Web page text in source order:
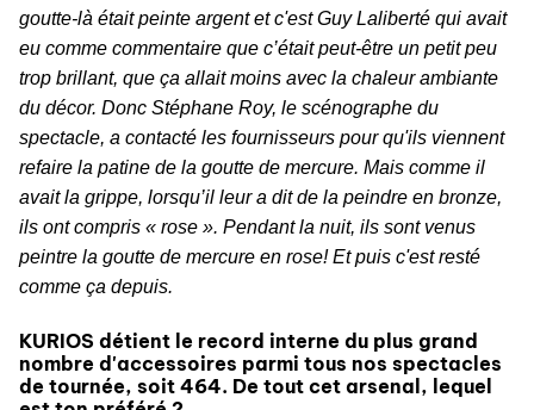
goutte-là était peinte argent et c'est Guy Laliberté qui avait
eu comme commentaire que c’était peut-être un petit peu
trop brillant, que ça allait moins avec la chaleur ambiante
du décor. Donc Stéphane Roy, le scénographe du
spectacle, a contacté les fournisseurs pour qu'ils viennent
refaire la patine de la goutte de mercure. Mais comme il
avait la grippe, lorsqu’il leur a dit de la peindre en bronze,
ils ont compris « rose ». Pendant la nuit, ils sont venus
peintre la goutte de mercure en rose! Et puis c'est resté
comme ça depuis.
KURIOS détient le record interne du plus grand
nombre d'accessoires parmi tous nos spectacles
de tournée, soit 464. De tout cet arsenal, lequel